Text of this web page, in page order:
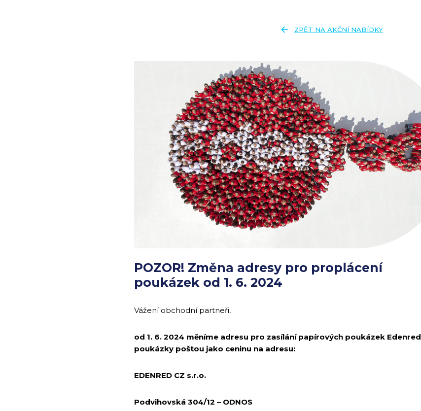
arrow_back ZPĚT NA AKČNÍ NABÍDKY
POZOR! Změna adresy pro proplácení
poukázek od 1. 6. 2024
Vážení obchodní partneři,
od 1. 6. 2024 měníme adresu pro zasílání papírových poukázek Edenred
poukázky poštou jako ceninu na adresu:
EDENRED CZ s.r.o.
Podvihovská 304/12 – ODNOS